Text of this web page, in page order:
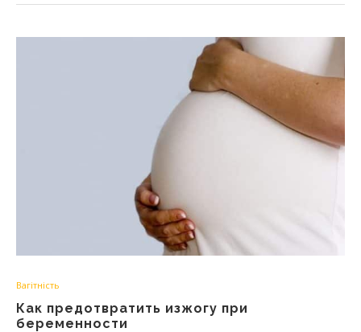
Вагітність
Как предотвратить изжогу при
беременности